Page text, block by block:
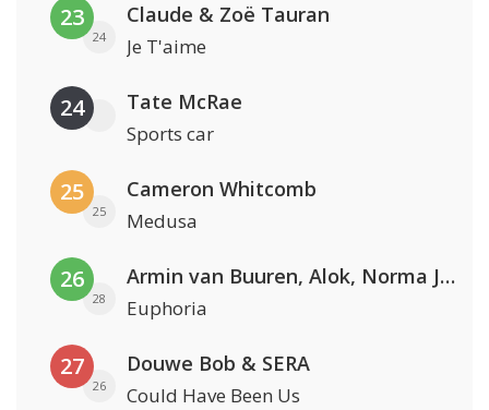
23
24
Claude & Zoë Tauran
Je T'aime
24 Tate McRae
Sports car
25
25
Cameron Whitcomb
Medusa
26
28
Armin van Buuren, Alok, Norma Jean Martine & LAWRENT
Euphoria
27
26
Douwe Bob & SERA
Could Have Been Us